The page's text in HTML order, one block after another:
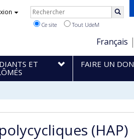
Choix
de
la
langue
Français
Rechercher
Ce site Tout UdeM
ET
FAIRE UN DON
(HAP)